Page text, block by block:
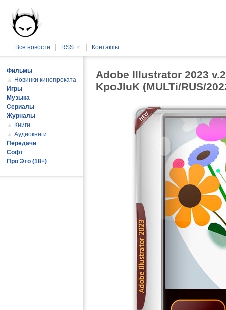
Все новости RSS ▼ Контакты
Adobe Illustrator 2023
KpoJIuK (MULTi/RUS/
Фильмы
▲ Новинки кинопроката
Игры
Музыка
Сериалы
Журналы
▲ Книги
▲ Аудиокниги
Передачи
Софт
Про Это (18+)